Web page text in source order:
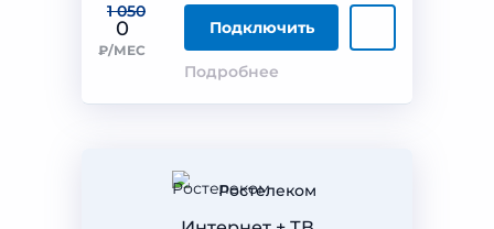
1 050
0
₽/МЕС
Подключить
Подробнее
Ростелеком